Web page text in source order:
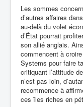
Les sommes
d’autres affaires dans
au-delà du volet
d’État pourrait
son allié anglais.
commencent à
Systems pour faire
critiquant l’attitude
n’est pas loin,
recommence à
ces îles riches en